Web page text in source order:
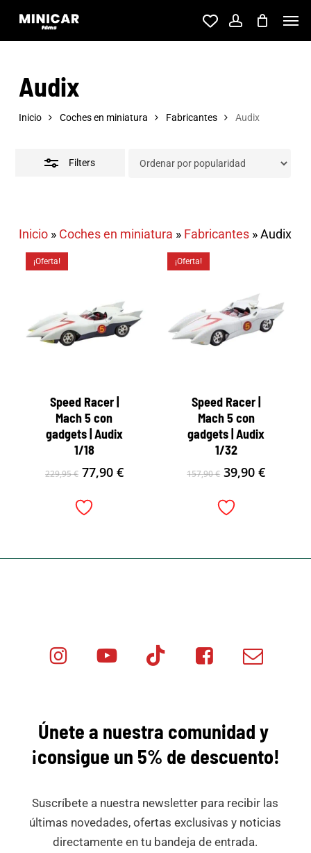
Skip
content
account
Audix
Inicio Coches en miniatura Fabricantes Audix
Filters
Inicio» Coches en miniatura » Fabricantes»Audix
¡Oferta!
Speed Racer |
Mach 5 con
gadgets | Audix
1/18
229,95€ El
original
era:
77,90 €El
¡Oferta!
Speed Racer |
Mach 5 con
gadgets | Audix
1/32
157,90€ El
original
era:
39,90€El
Minicar Tok
Minicar Minicar
Únete a nuestra comunidad y
¡consigue un 5% de descuento!
Suscríbete a nuestra newsletter para recibir las
últimas novedades, ofertas exclusivas y noticias
directamente en tu bandeja de entrada.